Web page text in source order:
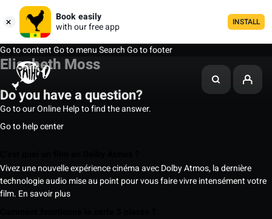
Book easily
with our free app
INSTALL
Go to contentGo to menuSearchGo to footer
Elisabeth Moss
Do you have a question?
Go to our Online Help to find the answer.
Go to help center
Vivez une nouvelle expérience cinéma avec Dolby Atmos, la dernière
technologie audio mise au point pour vous faire vivre intensément votre
film. En savoir plus